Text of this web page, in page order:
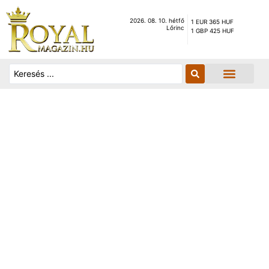
2026. 08. 10. hétfő
Lőrinc
1 EUR 365 HUF
1 GBP 425 HUF